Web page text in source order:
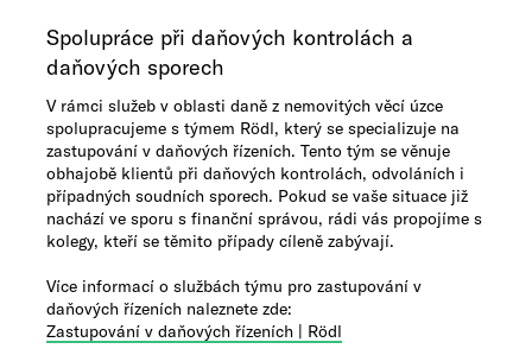
Spolupráce při daňových kontrolách a
daňových sporech
V rámci služeb v oblasti daně z nemovitých věcí úzce
spolupracujeme s týmem Rödl, který se specializuje na
zastupování v daňových řízeních. Tento tým se věnuje
obhajobě klientů při daňových kontrolách, odvoláních i
případných soudních sporech. Pokud se vaše situace již
nachází ve sporu s finanční správou, rádi vás propojíme s
kolegy, kteří se těmito případy cíleně zabývají.
Více informací o službách týmu pro zastupování v
daňových řízeních naleznete zde:
Zastupování v daňových řízeních | Rödl​​